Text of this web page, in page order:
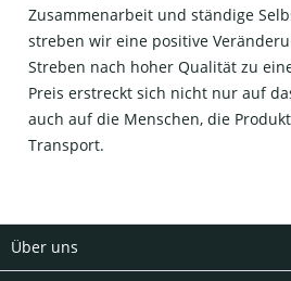
Zusammenarbeit und ständige
streben wir eine positive
Streben nach hoher Qualität zu
Preis erstreckt sich nicht nur auf
auch auf die Menschen, die
Transport.
Über uns